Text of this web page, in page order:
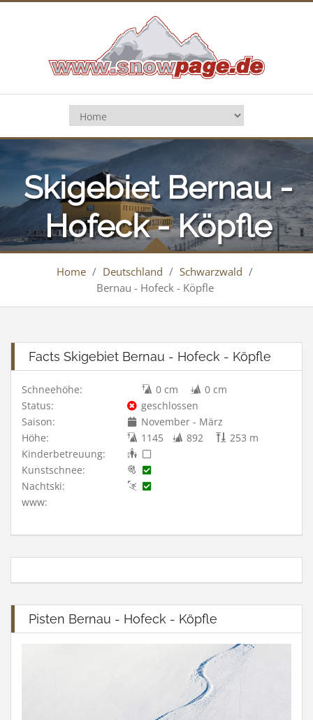
Skigebiet Bernau -
Hofeck - Köpfle
Home / Deutschland / Schwarzwald /
Bernau - Hofeck - Köpfle
Facts Skigebiet Bernau - Hofeck - Köpfle
Schneehöhe: 0 cm
0 cm
Status:
geschlossen
Saison:
November - März
Höhe:
1145 892
253 m
Kinderbetreuung:
Kunstschnee:
Nachtski:
www:
Pisten Bernau - Hofeck - Köpfle